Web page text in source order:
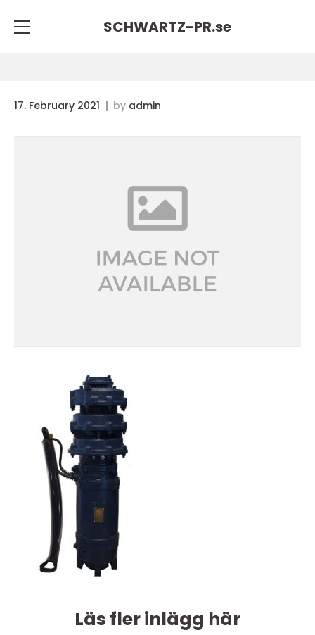
SCHWARTZ-PR.se
17. February 2021 by admin
Läs fler inlägg här